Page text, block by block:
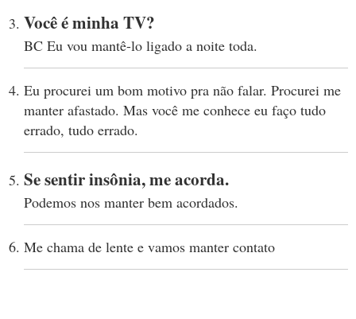
Você é minha TV?
BC Eu vou mantê-lo ligado a noite toda.
Eu procurei um bom motivo pra não falar. Procurei me
manter afastado. Mas você me conhece eu faço tudo
errado, tudo errado.
Se sentir insônia, me acorda.
Podemos nos manter bem acordados.
Me chama de lente e vamos manter contato